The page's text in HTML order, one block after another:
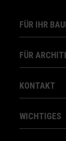
FÜR IHR
FÜR
KONTAKT
WICHTIGES